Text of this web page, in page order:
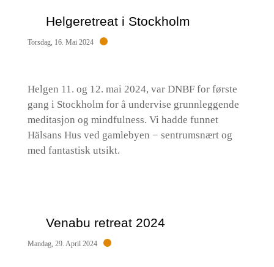
Helgeretreat i Stockholm
Torsdag, 16. Mai 2024
Helgen 11. og 12. mai 2024, var DNBF for første
gang i Stockholm for å undervise grunnleggende
meditasjon og mindfulness. Vi hadde funnet
Hälsans Hus ved gamlebyen − sentrumsnært og
med fantastisk utsikt.
Venabu retreat 2024
Mandag, 29. April 2024